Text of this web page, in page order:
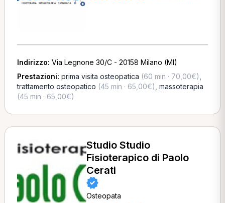
Indirizzo: Via Legnone 30/C - 20158 Milano (MI)
Prestazioni: prima visita osteopatica (60 min · 70,00€)
trattamento osteopatico (45 min · 65,00€) massoterapia
(45 min · 65,00€)
Studio Studio
Fisioterapico di Paolo
Cerati
Osteopata